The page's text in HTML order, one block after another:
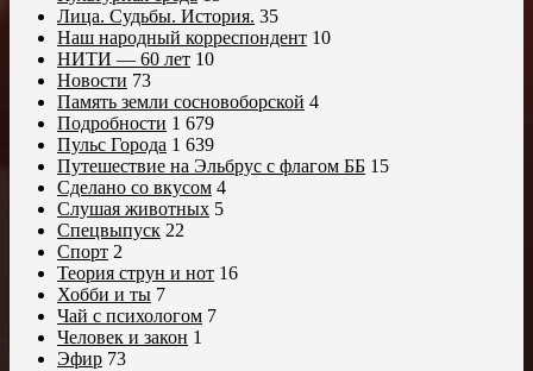
Лица. Судьбы. История. 35
Наш народный корреспондент 10
НИТИ — 60 лет 10
Новости 73
Память земли сосновоборской 4
Подробности 1 679
Пульс Города 1 639
Путешествие на Эльбрус с флагом ББ 15
Сделано со вкусом 4
Слушая животных 5
Спецвыпуск 22
Спорт 2
Теория струн и нот 16
Хобби и ты 7
Чай с психологом 7
Человек и закон 1
Эфир 73